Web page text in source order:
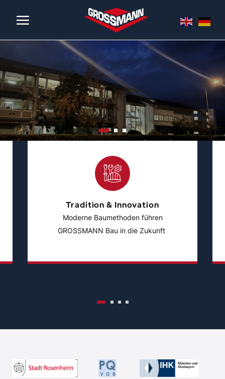
Inhalt
springen
Neubau Wohnanlage Rosenheim
Tiefbauarbeiten
Flötzinger Bräu
Rosenheim
Tradition & Innovation
Moderne Baumethoden führen
GROSSMANN Bau in die Zukunft ​